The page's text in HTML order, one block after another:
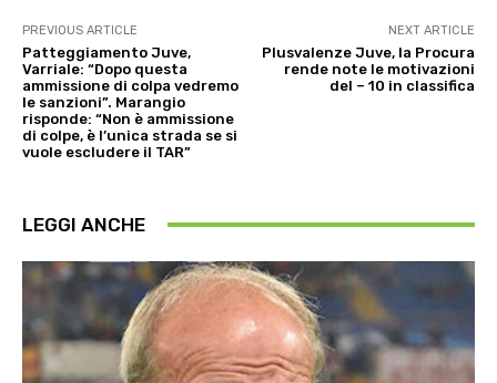
PREVIOUS ARTICLE
Patteggiamento Juve,
Varriale: “Dopo questa
ammissione di colpa vedremo
le sanzioni”. Marangio
risponde: “Non è ammissione
di colpe, è l’unica strada se si
vuole escludere il TAR”
NEXT ARTICLE
Plusvalenze Juve, la Procura
rende note le motivazioni
del – 10 in classifica
LEGGI ANCHE